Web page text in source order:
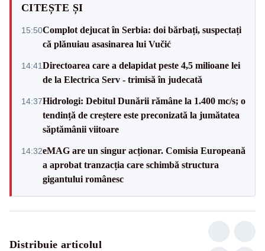
CITEȘTE ȘI
15:50Complot dejucat în Serbia: doi bărbați, suspectați
că plănuiau asasinarea lui Vučić
14:41Directoarea care a delapidat peste 4,5 milioane lei
de la Electrica Serv - trimisă în judecată
14:37Hidrologi: Debitul Dunării rămâne la 1.400 mc/s; o
tendință de creștere este preconizată la jumătatea
săptămânii viitoare
14:32eMAG are un singur acționar. Comisia Europeană
a aprobat tranzacția care schimbă structura
gigantului românesc
Distribuie articolul